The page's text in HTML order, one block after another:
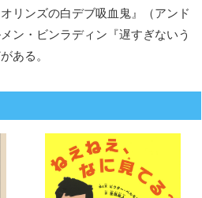
リンズの白デブ吸血鬼』（アンド
ン・ビンラディン『遅すぎないう
ある。